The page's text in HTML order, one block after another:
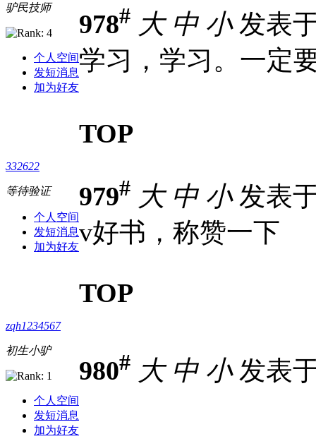
驴民技师
个人空间
发短消息
加为好友
978# 大 中 小发表
学习，学习。一定
TOP
332622
等待验证
个人空间
发短消息
加为好友
979# 大 中 小发表
v好书，称赞一下
TOP
zqh1234567
初生小驴
个人空间
发短消息
加为好友
980# 大 中 小发表